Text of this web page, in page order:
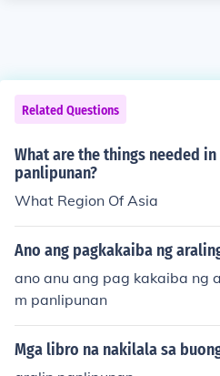
Related Questions
What are the things needed
panlipunan?
What Region Of Asia
Ano ang pagkakaiba ng
ano anu ang pag kakaiba ng
m panlipunan
Mga libro na nakilala sa